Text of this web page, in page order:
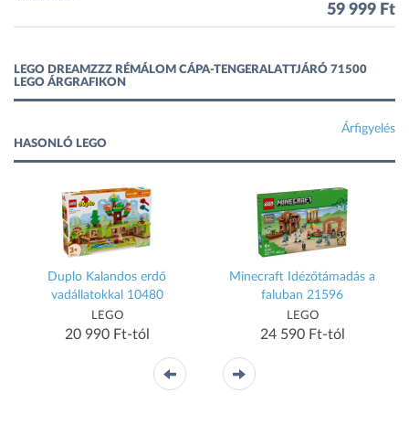
59 999 Ft
LEGO DREAMZZZ RÉMÁLOM CÁPA-TENGERALATTJÁRÓ 71500
LEGO ÁRGRAFIKON
Árfigyelés
HASONLÓ LEGO
Duplo Kalandos erdő
vadállatokkal 10480
LEGO
20 990 Ft-tól
Minecraft Idézőtámadás a
faluban 21596
LEGO
24 590 Ft-tól